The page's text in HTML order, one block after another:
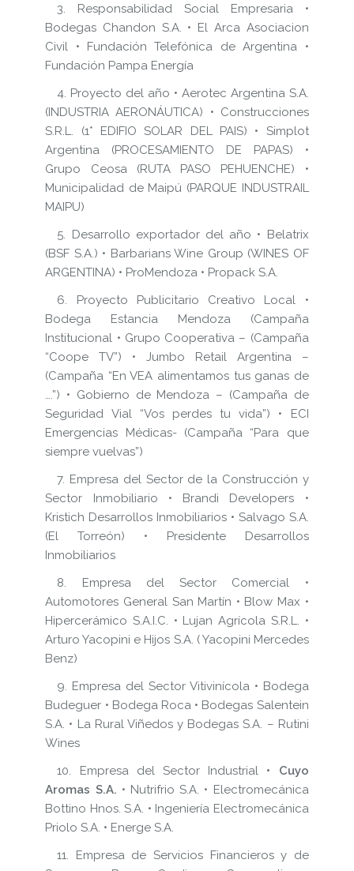
3. Responsabilidad Social Empresaria •
Bodegas Chandon S.A. • El Arca Asociacion
Civil • Fundación Telefónica de Argentina •
Fundación Pampa Energía
4. Proyecto del año • Aerotec Argentina S.A.
(INDUSTRIA AERONÁUTICA) • Construcciones
S.R.L. (1* EDIFIO SOLAR DEL PAIS) • Simplot
Argentina (PROCESAMIENTO DE PAPAS) •
Grupo Ceosa (RUTA PASO PEHUENCHE) •
Municipalidad de Maipú (PARQUE INDUSTRAIL
MAIPU)
5. Desarrollo exportador del año • Belatrix
(BSF S.A.) • Barbarians Wine Group (WINES OF
ARGENTINA) • ProMendoza • Propack S.A.
6. Proyecto Publicitario Creativo Local •
Bodega Estancia Mendoza (Campaña
Institucional • Grupo Cooperativa – (Campaña
“Coope TV”) • Jumbo Retail Argentina –
(Campaña “En VEA alimentamos tus ganas de
….”) • Gobierno de Mendoza – (Campaña de
Seguridad Vial “Vos perdes tu vida”) • ECI
Emergencias Médicas- (Campaña “Para que
siempre vuelvas”)
7. Empresa del Sector de la Construcción y
Sector Inmobiliario • Brandi Developers •
Kristich Desarrollos Inmobiliarios • Salvago S.A.
(El Torreón) • Presidente Desarrollos
Inmobiliarios
8. Empresa del Sector Comercial •
Automotores General San Martín • Blow Max •
Hipercerámico S.A.I.C. • Lujan Agrícola S.R.L. •
Arturo Yacopini e Hijos S.A. ( Yacopini Mercedes
Benz)
9. Empresa del Sector Vitivinícola • Bodega
Budeguer • Bodega Roca • Bodegas Salentein
S.A. • La Rural Viñedos y Bodegas S.A. – Rutini
Wines
10. Empresa del Sector Industrial • Cuyo
Aromas S.A. • Nutrifrio S.A. • Electromecánica
Bottino Hnos. S.A. • Ingeniería Electromecánica
Priolo S.A. • Energe S.A.
11. Empresa de Servicios Financieros y de